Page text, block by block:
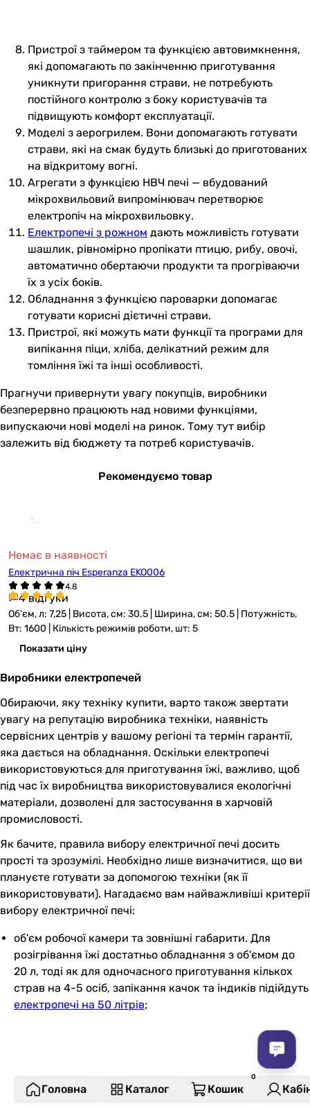
Пристрої з таймером та функцією автовимкнення,
які допомагають по закінченню приготування
уникнути пригорання страви, не потребують
постійного контролю з боку користувачів та
підвищують комфорт експлуатації.
Моделі з аерогрилем. Вони допомагають готувати
страви, які на смак будуть близькі до приготованих
на відкритому вогні.
Агрегати з функцією НВЧ печі — вбудований
мікрохвильовий випромінювач перетворює
електропіч на мікрохвильовку.
Електропечі з рожном дають можливість готувати
шашлик, рівномірно пропікати птицю, рибу, овочі,
автоматично обертаючи продукти та прогріваючи
їх з усіх боків.
Обладнання з функцією пароварки допомагає
готувати корисні дієтичні страви.
Пристрої, які можуть мати функції та програми для
випікання піци, хліба, делікатний режим для
томління їжі та інші особливості.
Прагнучи привернути увагу покупців, виробники
безперервно працюють над новими функціями,
випускаючи нові моделі на ринок. Тому тут вибір
залежить від бюджету та потреб користувачів.
Рекомендуємо товар
Немає в наявності
Електрична піч Esperanza EKO006
4 відгуки
Об'єм, л: 7,25 | Висота, см: 30.5 | Ширина, см: 50.5 | Потужність,
Вт: 1600 | Кількість режимів роботи, шт: 5
Показати ціну
Виробники електропечей
Обираючи, яку техніку купити, варто також звертати
увагу на репутацію виробника техніки, наявність
сервісних центрів у вашому регіоні та термін гарантії,
яка дається на обладнання. Оскільки електропечі
використовуються для приготування їжі, важливо, щоб
під час їх виробництва використовувалися екологічні
матеріали, дозволені для застосування в харчовій
промисловості.
Як бачите, правила вибору електричної печі досить
прості та зрозумілі. Необхідно лише визначитися, що ви
плануєте готувати за допомогою техніки (як її
використовувати). Нагадаємо вам найважливіші критерії
вибору електричної печі:
об'єм робочої камери та зовнішні габарити. Для
розігрівання їжі достатньо обладнання з об'ємом до
20 л, тоді як для одночасного приготування кількох
страв на 4-5 осіб, запікання качок та індиків підійдуть
електропечі на 50 літрів;
Головна Каталог Кошик